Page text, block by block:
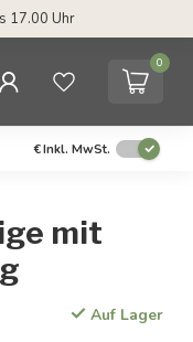
17.00 Uhr
0
€Inkl. MwSt.
mit
Auf Lager